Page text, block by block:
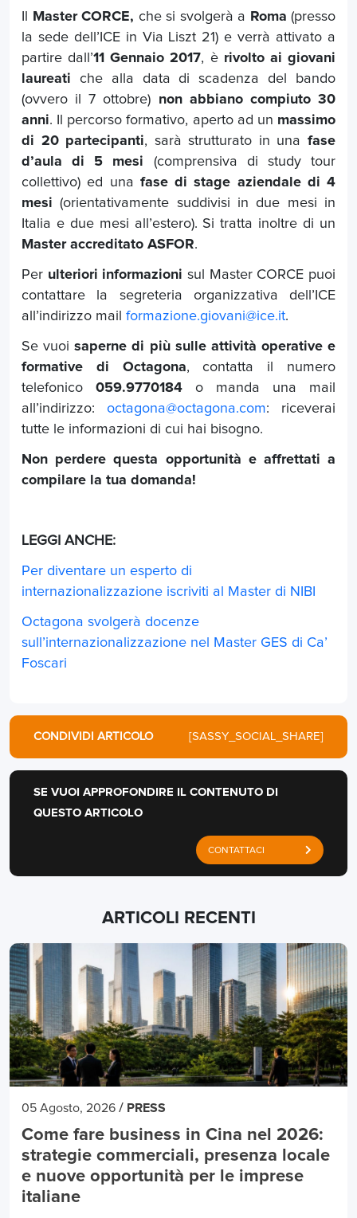
Master CORCE, che si svolgerà a Roma (presso
la sede dell’ICE in Via Liszt 21) e verrà attivato a
partire dall’11 Gennaio 2017, è rivolto ai giovani
laureati che alla data di scadenza del bando
(ovvero il 7 ottobre) non abbiano compiuto 30
anni. Il percorso formativo, aperto ad un massimo
di 20 partecipanti, sarà strutturato in unafase
d’aula di 5 mesi (comprensiva di study tour
collettivo) ed una fase di stage aziendale di 4
mesi (orientativamente suddivisi in due mesi in
Italia e due mesi all’estero). Si tratta inoltre di un
Master accreditato ASFOR.
Per ulteriori informazioni sul Master CORCE puoi
contattare la segreteria organizzativa dell’ICE
all’indirizzo mail formazione.giovani@ice.it.
Se vuoisaperne di più sulle attività operative e
formative di Octagona, contatta il numero
telefonico 059.9770184 o manda una mail
all’indirizzo: octagona@octagona.com: riceverai
tutte le informazioni di cui hai bisogno.
Non perdere questa opportunità e affrettati a
compilare la tua domanda!
LEGGI ANCHE:
Per diventare un esperto di
internazionalizzazione iscriviti al Master di NIBI
Octagona svolgerà docenze
sull’internazionalizzazione nel Master GES di Ca’
Foscari
CONDIVIDI ARTICOLO [SASSY_SOCIAL_SHARE]
SE VUOI APPROFONDIRE IL CONTENUTO DI
QUESTO ARTICOLO
CONTATTACI
ARTICOLI RECENTI
05 Agosto, 2026 / PRESS
Come fare business in Cina nel 2026:
strategie commerciali, presenza locale
e nuove opportunità per le imprese
italiane